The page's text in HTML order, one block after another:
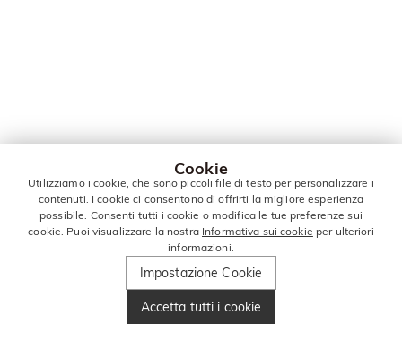
Cookie
Utilizziamo i cookie, che sono piccoli file di testo per personalizzare i
contenuti. I cookie ci consentono di offrirti la migliore esperienza
possibile. Consenti tutti i cookie o modifica le tue preferenze sui
cookie. Puoi visualizzare la nostra Informativa sui cookie per ulteriori
informazioni.
Impostazione Cookie
Accetta tutti i cookie